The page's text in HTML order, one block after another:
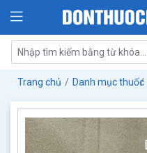
Trang chủ Danh mục thuốc